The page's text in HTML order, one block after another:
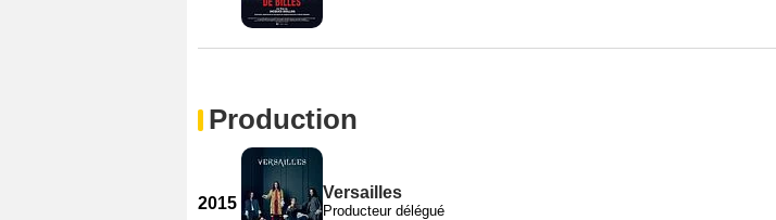
Production
2015
Versailles
Producteur délégué